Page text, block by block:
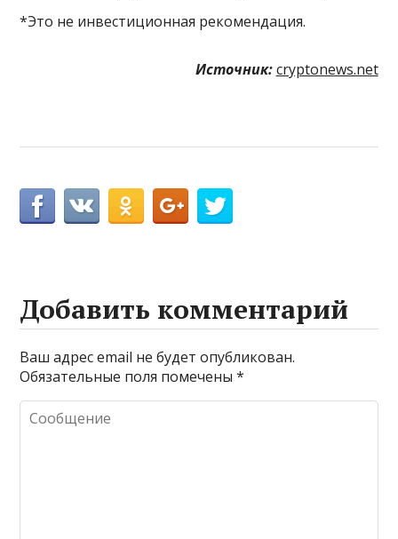
*Это не инвестиционная рекомендация.
Источник: cryptonews.net
Добавить комментарий
Ваш адрес email не будет опубликован.
Обязательные поля помечены*